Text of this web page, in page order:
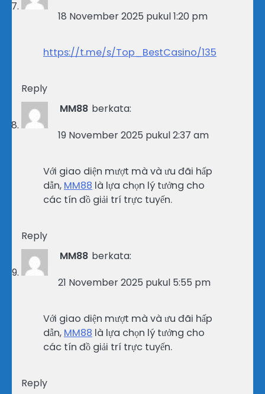
18 November 2025 pukul 1:20 pm
https://t.me/s/Top_BestCasino/135
Reply
MM88 berkata:
19 November 2025 pukul 2:37 am
Với giao diện mượt mà và ưu đãi hấp
dẫn, MM88 là lựa chọn lý tưởng cho
các tín đồ giải trí trực tuyến.
Reply
MM88 berkata:
21 November 2025 pukul 5:55 pm
Với giao diện mượt mà và ưu đãi hấp
dẫn, MM88 là lựa chọn lý tưởng cho
các tín đồ giải trí trực tuyến.
Reply